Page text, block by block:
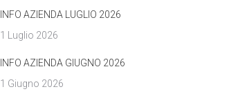
INFO AZIENDA LUGLIO 2026
1 Luglio 2026
INFO AZIENDA GIUGNO 2026
1 Giugno 2026